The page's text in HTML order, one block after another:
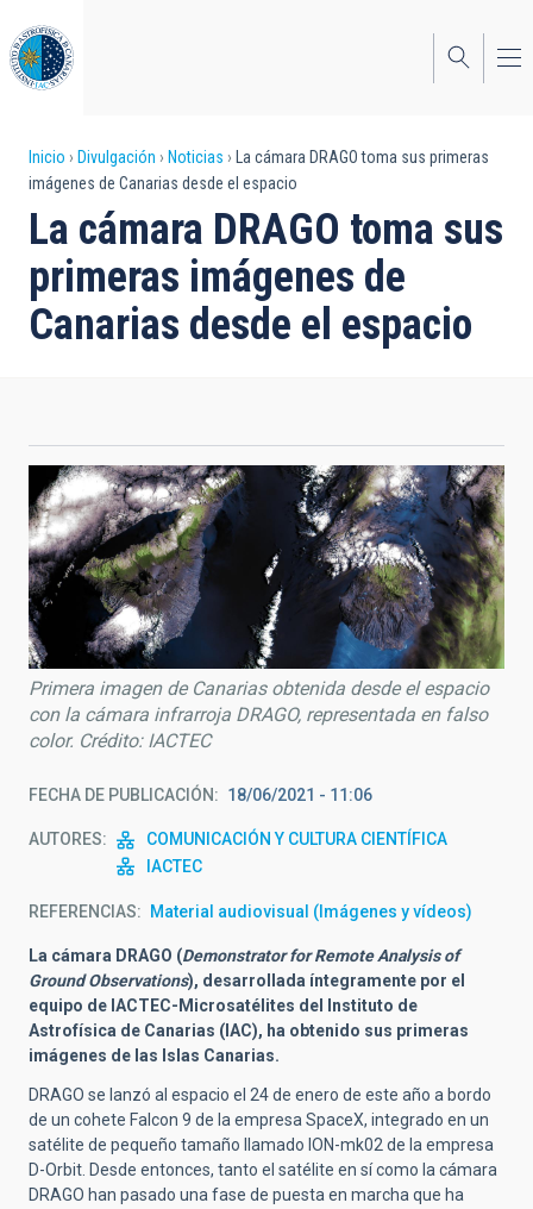
al
contenido
principal
Sobrescribir
enlaces
de
ayuda
a
Inicio Divulgación Noticias
La cámara DRAGO toma sus primeras
imágenes de Canarias desde el espacio
La cámara DRAGO toma sus
primeras imágenes de
Canarias desde el espacio
Primera imagen de Canarias obtenida desde el espacio
con la cámara infrarroja DRAGO, representada en falso
color. Crédito: IACTEC
FECHA DE PUBLICACIÓN 18/06/2021 - 11:06
AUTORES
COMUNICACIÓN Y CULTURA CIENTÍFICA
IACTEC
REFERENCIAS Material audiovisual (Imágenes y vídeos)
La cámara DRAGO (Demonstrator for Remote Analysis of
Ground Observations), desarrollada íntegramente por el
equipo de IACTEC-Microsatélites del
Instituto de
Astrofísica de Canarias (IAC), ha obtenido sus primeras
imágenes de las Islas Canarias.
DRAGO se lanzó al espacio el 24 de enero de este año a bordo
de un cohete Falcon 9 de la empresa SpaceX, integrado en un
satélite de pequeño tamaño llamado ION-mk02 de la empresa
D-Orbit. Desde entonces, tanto el satélite en sí como la cámara
DRAGO han pasado una fase de puesta en marcha que ha